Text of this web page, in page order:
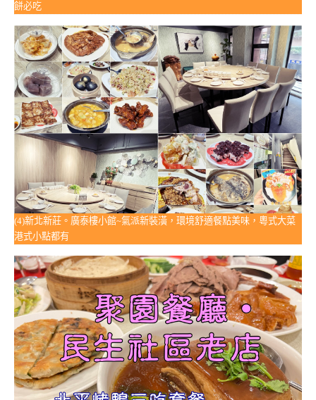
餅必吃
(4)新北新莊。廣泰樓小館~氣派新裝潢，環境舒適餐點美味，粵式大菜
港式小點都有